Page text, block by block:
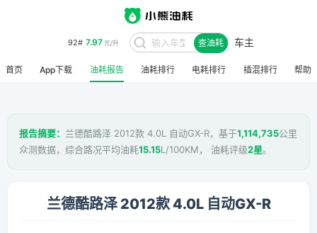
92# 7.97元/升 查油耗 车主
首页 App下载 油耗报告 油耗排行 电耗排行 插混排行 帮助
报告摘要： 兰德酷路泽 2012款 4.0L 自动GX-R，基于1,114,735公里
众测数据，综合路况平均油耗15.15L/100KM， 油耗评级2星。
兰德酷路泽 2012款 4.0L 自动GX-R